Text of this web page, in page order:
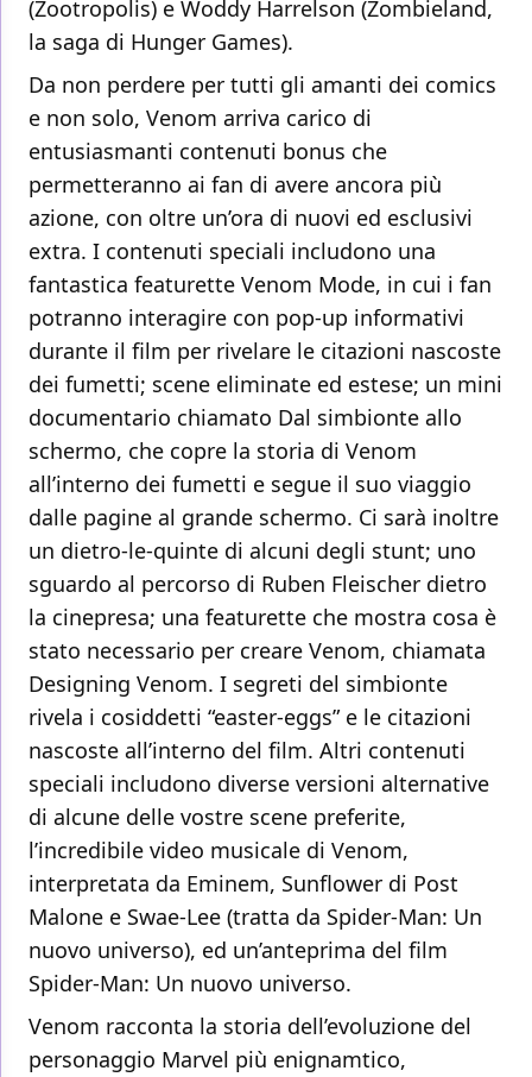
(Zootropolis) e Woddy Harrelson (Zombieland,
la saga di Hunger Games).
Da non perdere per tutti gli amanti dei comics
e non solo, Venom arriva carico di
entusiasmanti contenuti bonus che
permetteranno ai fan di avere ancora più
azione, con oltre un’ora di nuovi ed esclusivi
extra. I contenuti speciali includono una
fantastica featurette Venom Mode, in cui i fan
potranno interagire con pop-up informativi
durante il film per rivelare le citazioni nascoste
dei fumetti; scene eliminate ed estese; un mini
documentario chiamato Dal simbionte allo
schermo, che copre la storia di Venom
all’interno dei fumetti e segue il suo viaggio
dalle pagine al grande schermo. Ci sarà inoltre
un dietro-le-quinte di alcuni degli stunt; uno
sguardo al percorso di Ruben Fleischer dietro
la cinepresa; una featurette che mostra cosa è
stato necessario per creare Venom, chiamata
Designing Venom. I segreti del simbionte
rivela i cosiddetti “easter-eggs” e le citazioni
nascoste all’interno del film. Altri contenuti
speciali includono diverse versioni alternative
di alcune delle vostre scene preferite,
l’incredibile video musicale di Venom,
interpretata da Eminem, Sunflower di Post
Malone e Swae-Lee (tratta da Spider-Man: Un
nuovo universo), ed un’anteprima del film
Spider-Man: Un nuovo universo.
Venom racconta la storia dell’evoluzione del
personaggio Marvel più enignamtico,